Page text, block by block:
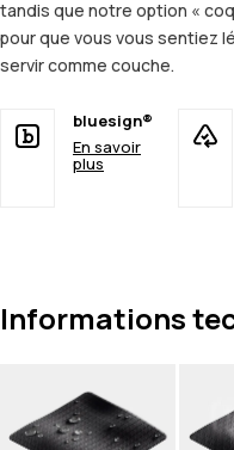
tandis que notre option «
pour que vous vous sentiez
servir comme couche.
bluesign®
En savoir
plus
Informations